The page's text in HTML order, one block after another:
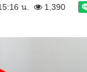
น. 1,390